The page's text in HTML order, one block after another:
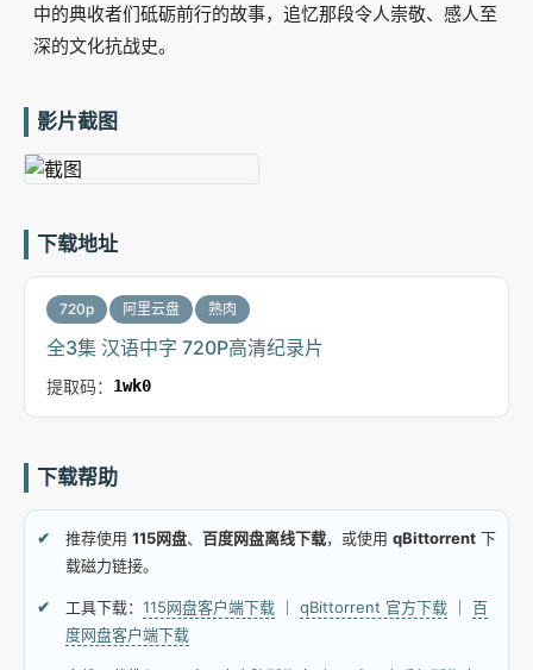
中的典收者们砥砺前行的故事，追忆那段令人崇敬、感人至
深的文化抗战史。
影片截图
下载地址
720p 阿里云盘 熟肉
全3集 汉语中字 720P高清纪录片
提取码： 1wk0
下载帮助
推荐使用 115网盘、 百度网盘离线下载，或使用 qBittorrent 下
载磁力链接。
工具下载： 115网盘客户端下载 ｜ qBittorrent 官方下载 ｜ 百
度网盘客户端下载